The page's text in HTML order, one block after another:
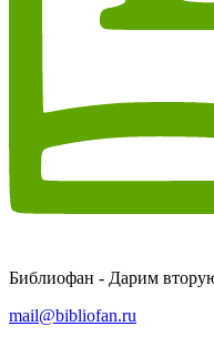
Библиофан - Дарим
mail@bibliofan.ru